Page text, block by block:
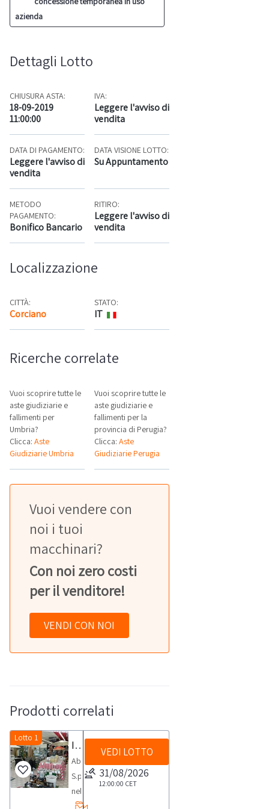
azienda
Dettagli Lotto
CHIUSURA ASTA:
18-09-2019
11:00:00
IVA:
Leggere l'avviso di
vendita
DATA DI PAGAMENTO:
Leggere l'avviso di
vendita
DATA VISIONE LOTTO:
Su Appuntamento
METODO
PAGAMENTO:
Bonifico Bancario
RITIRO:
Leggere l'avviso di
vendita
Localizzazione
CITTÀ:
Corciano Mappa
STATO:
IT
Ricerche correlate
Vuoi scoprire tutte le
aste giudiziarie e
fallimenti per
Umbria?
Clicca: Aste
Giudiziarie Umbria
Vuoi scoprire tutte le
aste giudiziarie e
fallimenti per la
provincia di Perugia?
Clicca:Aste
Giudiziarie Perugia
Vuoi vendere con
noi i tuoi
macchinari?
Con noi zero costi
per il venditore!
VENDI CON NOI
Prodotti correlati
Lotto 1
Invito a presentare Manifestazioni di Interesse per l'acquisizionedi uno o più punti di vendita
Abilio
S.p.A.
nella
sua
VEDI LOTTO
31/08/2026
12:00:00 CET